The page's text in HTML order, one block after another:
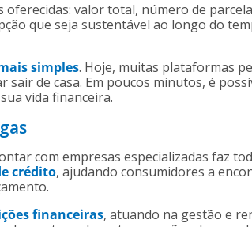
valor total, número de
que seja sustentável ao longo do
simples. Hoje, muitas plataformas
de casa. Em poucos minutos, é
vida financeira.
com empresas especializadas faz
crédito, ajudando consumidores a
financeiras, atuando na gestão e